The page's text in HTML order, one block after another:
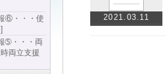
2021.03.11
⑥・・・使
➄・・・両
両立支援